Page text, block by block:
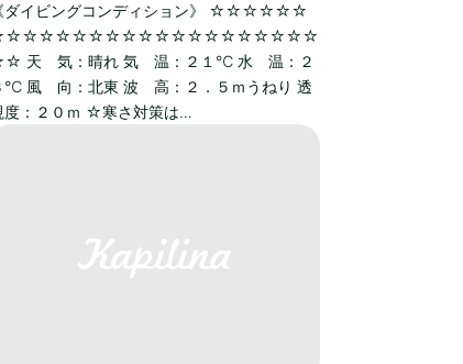
ダイビングコンディション》 ☆☆☆☆☆☆
天 気：晴れ 気 温：２１℃ 水 温：２
℃ 風 向：北東 波 高：２．５ｍうねり 透
度：２０ｍ ☆寒さ対策は…